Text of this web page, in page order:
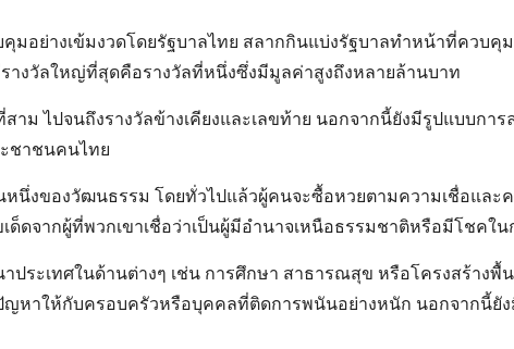
อย่างเข้มงวดโดยรัฐบาลไทย สลากกินแบ่งรัฐบาลทำหน้าที่ควบ
างวัลใหญ่ที่สุดคือรางวัลที่หนึ่งซึ่งมีมูลค่าสูงถึงหลายล้านบาท
ม ไปจนถึงรางวัลข้างเคียงและเลขท้าย นอกจากนี้ยังมีรูปแบบการ
ชาชนคนไทย
นึ่งของวัฒนธรรม โดยทั่วไปแล้วผู้คนจะซื้อหวยตามความเชื่อและ
ด็ดจากผู้ที่พวกเขาเชื่อว่าเป็นผู้มีอำนาจเหนือธรรมชาติหรือมีโชคใน
ระเทศในด้านต่างๆ เช่น การศึกษา สาธารณสุข หรือโครงสร้างพื้
ญหาให้กับครอบครัวหรือบุคคลที่ติดการพนันอย่างหนัก นอกจากนี้ยั